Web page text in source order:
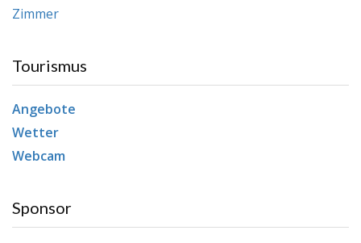
Zimmer
Tourismus
Angebote
Wetter
Webcam
Sponsor